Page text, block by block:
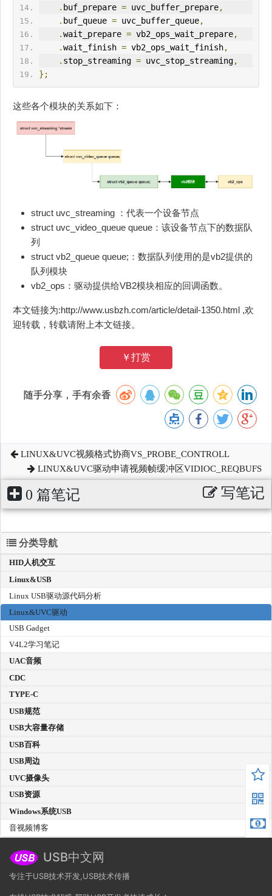
. buf_prepare = uvc_buffer_prepare,
. buf_queue = uvc_buffer_queue,
.wait_prepare = vb2_ops_wait_prepare,
.wait_finish = vb2_ops_wait_finish,
. stop_streaming = uvc_stop_streaming,
};
这些各个模块的关系如下：
struct uvc_streaming ：代表一个设备节点
struct uvc_video_queue queue：该设备节点下的数据队
列
struct vb2_queue queue;：数据队列使用的是vb2提供的
队列模块
vb2_ops：驱动提供给VB2模块相应的回调函数。
本文链接为:http://www.usbzh.com/article/detail-1350.html ,欢
迎转载，转载请附上本文链接。
￥打赏
随手分享，手有余香
LINUX&UVC视频格式协商VS_PROBE_CONTROLL
LINUX&UVC驱动申请视频帧缓冲区VIDIOC_REQBUFS
0 篇笔记 写笔记
分类导航
HID人机交互
Linux&USB
Linux USB驱动源代码分析
Linux&UVC驱动
USB Gadget
V4L2学习笔记
UAC音频
CDC
TYPE-C
USB规范
USB大容量存储
USB百科
USB周边
UVC摄像头
USB资源
Windows系统USB
音视频博客
USB中文网
专注于USB技术开发,USB技术传播